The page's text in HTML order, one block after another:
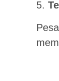
5.